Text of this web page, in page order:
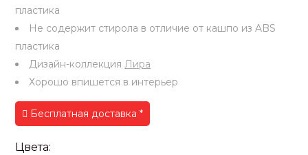
пластика
Не содержит стирола в отличие от кашпо из ABS
пластика
Дизайн-коллекцияЛира
Хорошо впишется в интерьер
Бесплатная доставка *
Цвета: